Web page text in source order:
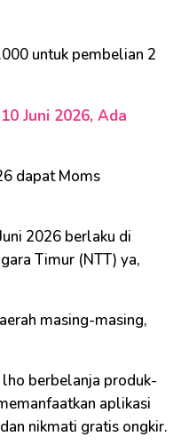
untuk pembelian 2
Juni 2026, Ada
dapat Moms
2026 berlaku di
Timur (NTT) ya,
masing-masing,
berbelanja produk-
aplikasi
nikmati gratis ongkir.